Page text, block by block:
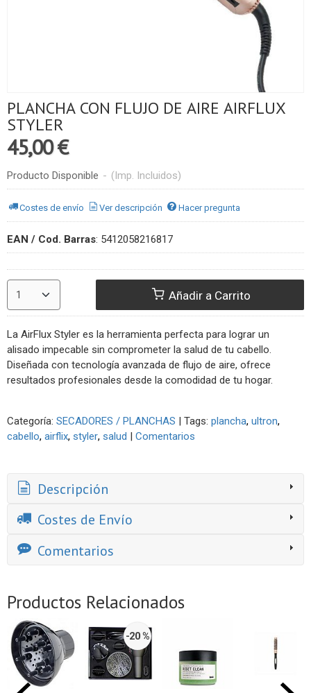
PLANCHA CON FLUJO DE AIRE AIRFLUX
STYLER
45,00 €
Producto Disponible - (Imp. Incluidos)
Costes de envío Ver descripción Hacer pregunta
EAN / Cod. Barras: 5412058216817
Añadir a Carrito
La AirFlux Styler es la herramienta perfecta para lograr un
alisado impecable sin comprometer la salud de tu cabello.
Diseñada con tecnología avanzada de flujo de aire, ofrece
resultados profesionales desde la comodidad de tu hogar.
Categoría: SECADORES / PLANCHAS | Tags: plancha ultron
cabello airflix styler salud | Comentarios
Descripción
Costes de Envío
Comentarios
Productos Relacionados
-20 %